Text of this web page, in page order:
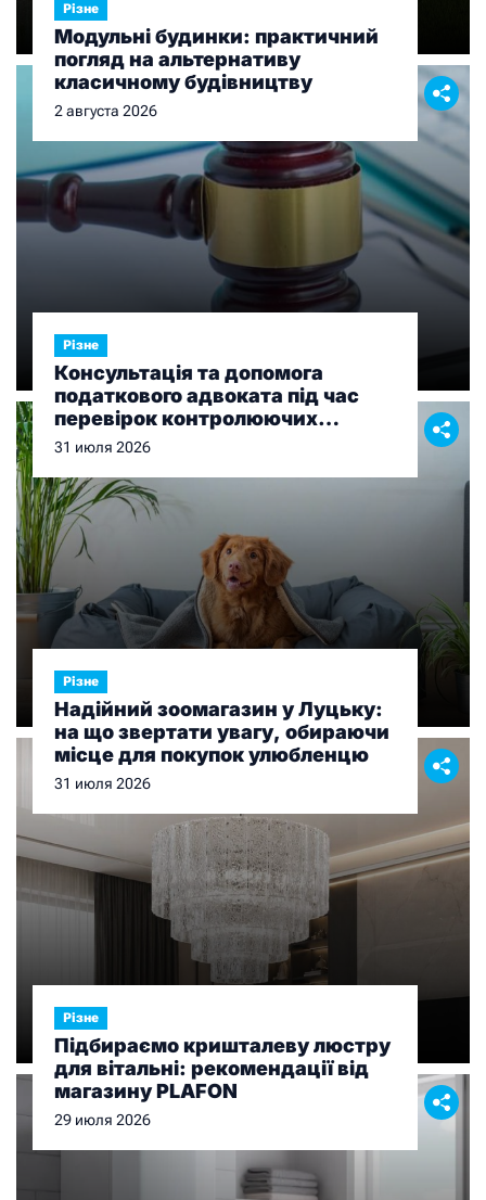
Різне
Модульні будинки: практичний
погляд на альтернативу
класичному будівництву
2 августа 2026
Різне
Консультація та допомога
податкового адвоката під час
перевірок контролюючих
органів
31 июля 2026
Різне
Надійний зоомагазин у Луцьку:
на що звертати увагу, обираючи
місце для покупок улюбленцю
31 июля 2026
Різне
Підбираємо кришталеву люстру
для вітальні: рекомендації від
магазину PLAFON
29 июля 2026